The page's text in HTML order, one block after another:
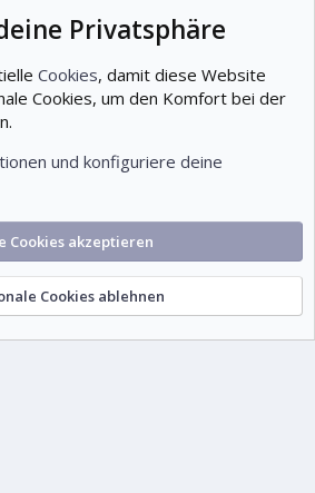
Datenschutz
R
S
S
Gemeinsam.Community platform by XenForo
Privatsphäre
Cookies, damit diese Website
Cookies, um den Komfort bei der
und konfiguriere deine
Cookies akzeptieren
Cookies ablehnen